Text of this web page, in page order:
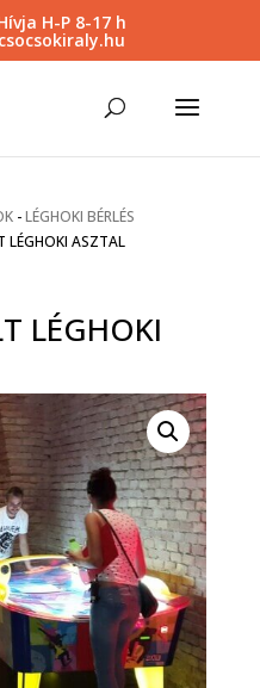
H-P 8-17 h
-LÉGHOKI BÉRLÉS
LÉGHOKI ASZTAL
LÉGHOKI